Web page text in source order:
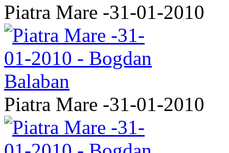
Piatra Mare -31-01-2010
Piatra Mare -31-01-2010